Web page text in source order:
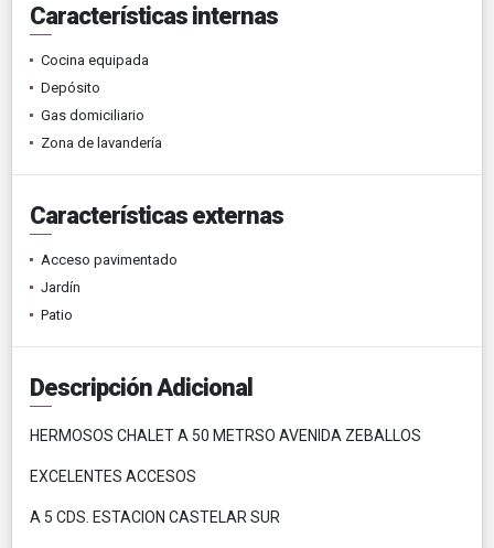
Características internas
Cocina equipada
Depósito
Gas domiciliario
Zona de lavandería
Características externas
Acceso pavimentado
Jardín
Patio
Descripción Adicional
HERMOSOS CHALET A 50 METRSO AVENIDA ZEBALLOS
EXCELENTES ACCESOS
A 5 CDS. ESTACION CASTELAR SUR